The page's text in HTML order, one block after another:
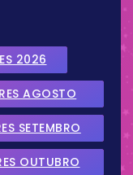
2026
AGOSTO
SETEMBRO
OUTUBRO